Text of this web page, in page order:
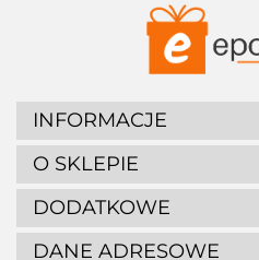
INFORMACJE
O SKLEPIE
DODATKOWE
DANE ADRESOWE